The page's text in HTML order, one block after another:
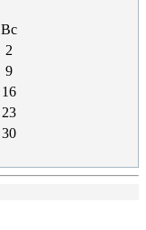
Вс
2
9
16
23
30